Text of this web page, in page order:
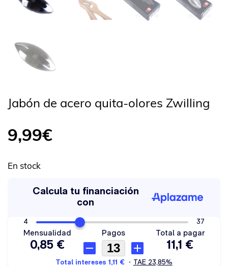
Jabón de acero quita-olores Zwilling
9,99€
En stock